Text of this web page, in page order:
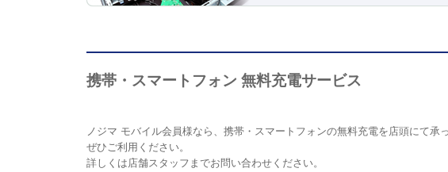
携帯・スマートフォン 無料充電サービス
ノジマ モバイル会員様なら、携帯・スマートフォンの無料充電を店頭にて承
ぜひご利用ください。
詳しくは店舗スタッフまでお問い合わせください。